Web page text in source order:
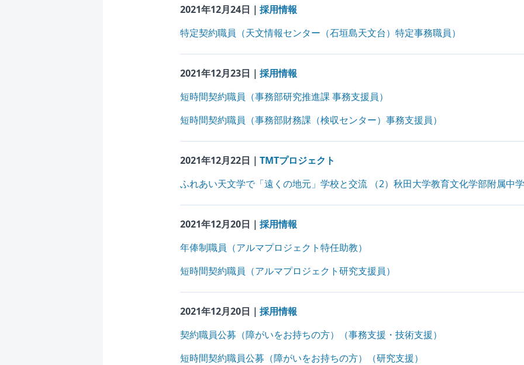
2021年12月24日｜ 採用情報
特定契約職員（天文情報センター（石垣島天文台）特定事務職員）
2021年12月23日｜ 採用情報
短時間契約職員（事務部研究推進課 事務支援員）
短時間契約職員（事務部財務課（検収センター）事務支援員）
2021年12月22日｜ TMTプロジェクト
ふれあい天文学で「遠くの地元」学校と交流 （2）秋⽥⼤学教育⽂化学部附属中
2021年12月20日｜ 採用情報
年俸制職員（アルマプロジェクト特任助教）
短時間契約職員（アルマプロジェクト研究支援員）
2021年12月20日｜ 採用情報
契約職員公募（障がいをお持ちの方）（事務支援・技術支援）
短時間契約職員公募（障がいをお持ちの方）（研究支援）